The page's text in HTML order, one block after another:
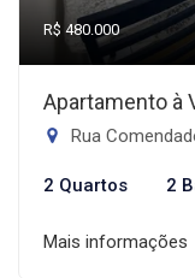
R$ 480.000
Apartamento à
Rua
2 Quartos 2
Mais informações